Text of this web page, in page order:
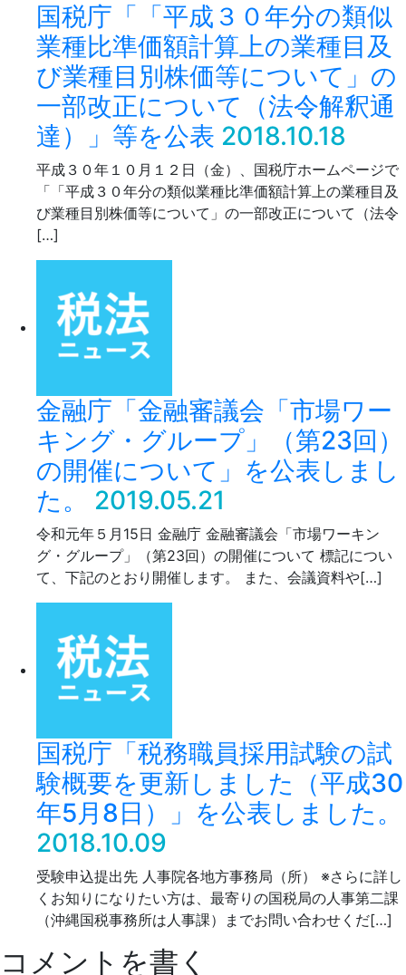
国税庁「「平成３０年分の類似
業種比準価額計算上の業種目及
び業種目別株価等について」の
一部改正について（法令解釈通
達）」等を公表 2018.10.18
平成３０年１０月１２日（金）、国税庁ホームページで
「「平成３０年分の類似業種比準価額計算上の業種目及
び業種目別株価等について」の一部改正について（法令
[…]
金融庁「金融審議会「市場ワー
キング・グループ」（第23回）
の開催について」を公表しまし
た。
2019.05.21
令和元年５月15日 金融庁 金融審議会「市場ワーキン
グ・グループ」（第23回）の開催について 標記につい
て、下記のとおり開催します。 また、会議資料や[…]
国税庁「税務職員採用試験の試
験概要を更新しました（平成30
年5月8日）」を公表しました。
2018.10.09
受験申込提出先 人事院各地方事務局（所） ※さらに詳し
くお知りになりたい方は、最寄りの国税局の人事第二課
（沖縄国税事務所は人事課）までお問い合わせくだ[…]
コメントを書く